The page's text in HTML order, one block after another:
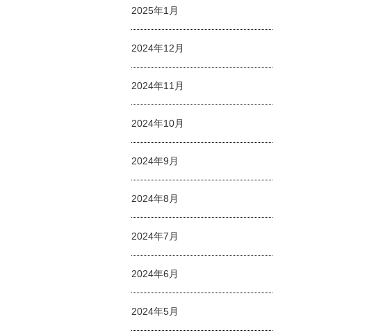
2025年1月
2024年12月
2024年11月
2024年10月
2024年9月
2024年8月
2024年7月
2024年6月
2024年5月